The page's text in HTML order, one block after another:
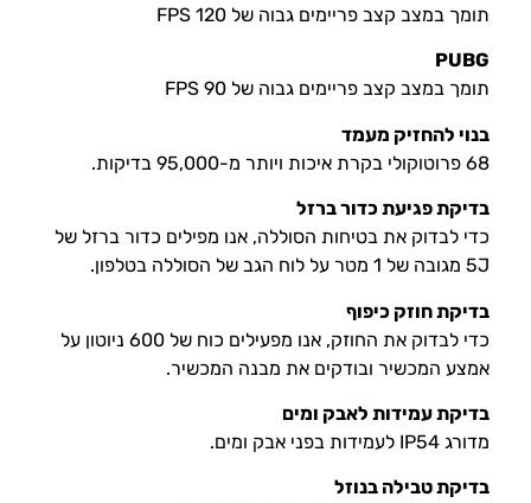
תומך במצב קצב פריימים גבוה של 120 FPS
PUBG
תומך במצב קצב פריימים גבוה של 90 FPS
בנוי להחזיק מעמד
68 פרוטוקולי בקרת איכות ויותר מ-95,000 בדיקות.
בדיקת פגיעת כדור ברזל
כדי לבדוק את בטיחות הסוללה, אנו מפילים כדור ברזל של
5J מגובה של 1 מטר על לוח הגב של הסוללה בטלפון.
בדיקת חוזק כיפוף
כדי לבדוק את החוזק, אנו מפעילים כוח של 600 ניוטון על
אמצע המכשיר ובודקים את מבנה המכשיר.
בדיקת עמידות לאבק ומים
מדורג IP54 לעמידות בפני אבק ומים.
בדיקת טבילה בנוזל